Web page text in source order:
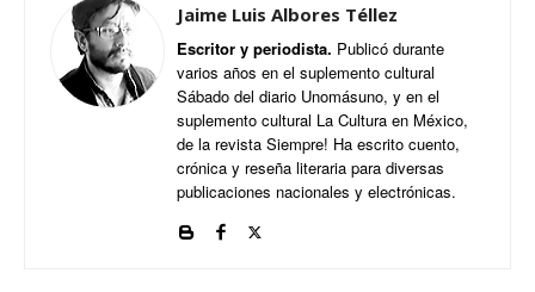
Jaime Luis Albores Téllez
Escritor y periodista. Publicó durante
varios años en el suplemento cultural
Sábado del diario Unomásuno, y en el
suplemento cultural La Cultura en México,
de la revista Siempre! Ha escrito cuento,
crónica y reseña literaria para diversas
publicaciones nacionales y electrónicas.